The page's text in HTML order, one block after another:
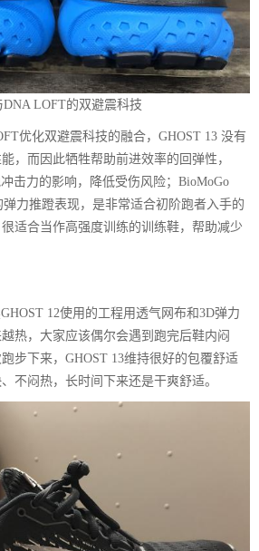
LOFT的双避震科技
优化双避震科技的融合，GHOST 13 没有
，而因此牺牲帮助前进效率的回弹性，
击力的影响，降低受伤风险；BioMoGo
力推蹬表现，是非常适合初阶跑者入手的
适合当作高强度训练的训练鞋，帮助减少
12使用的工程用透气网布和3D弹力
热，大家应该偶尔会遇到跑完后鞋内闷
步下来，GHOST 13维持很好的包覆舒适
不闷热，长时间下来还是干爽舒适。